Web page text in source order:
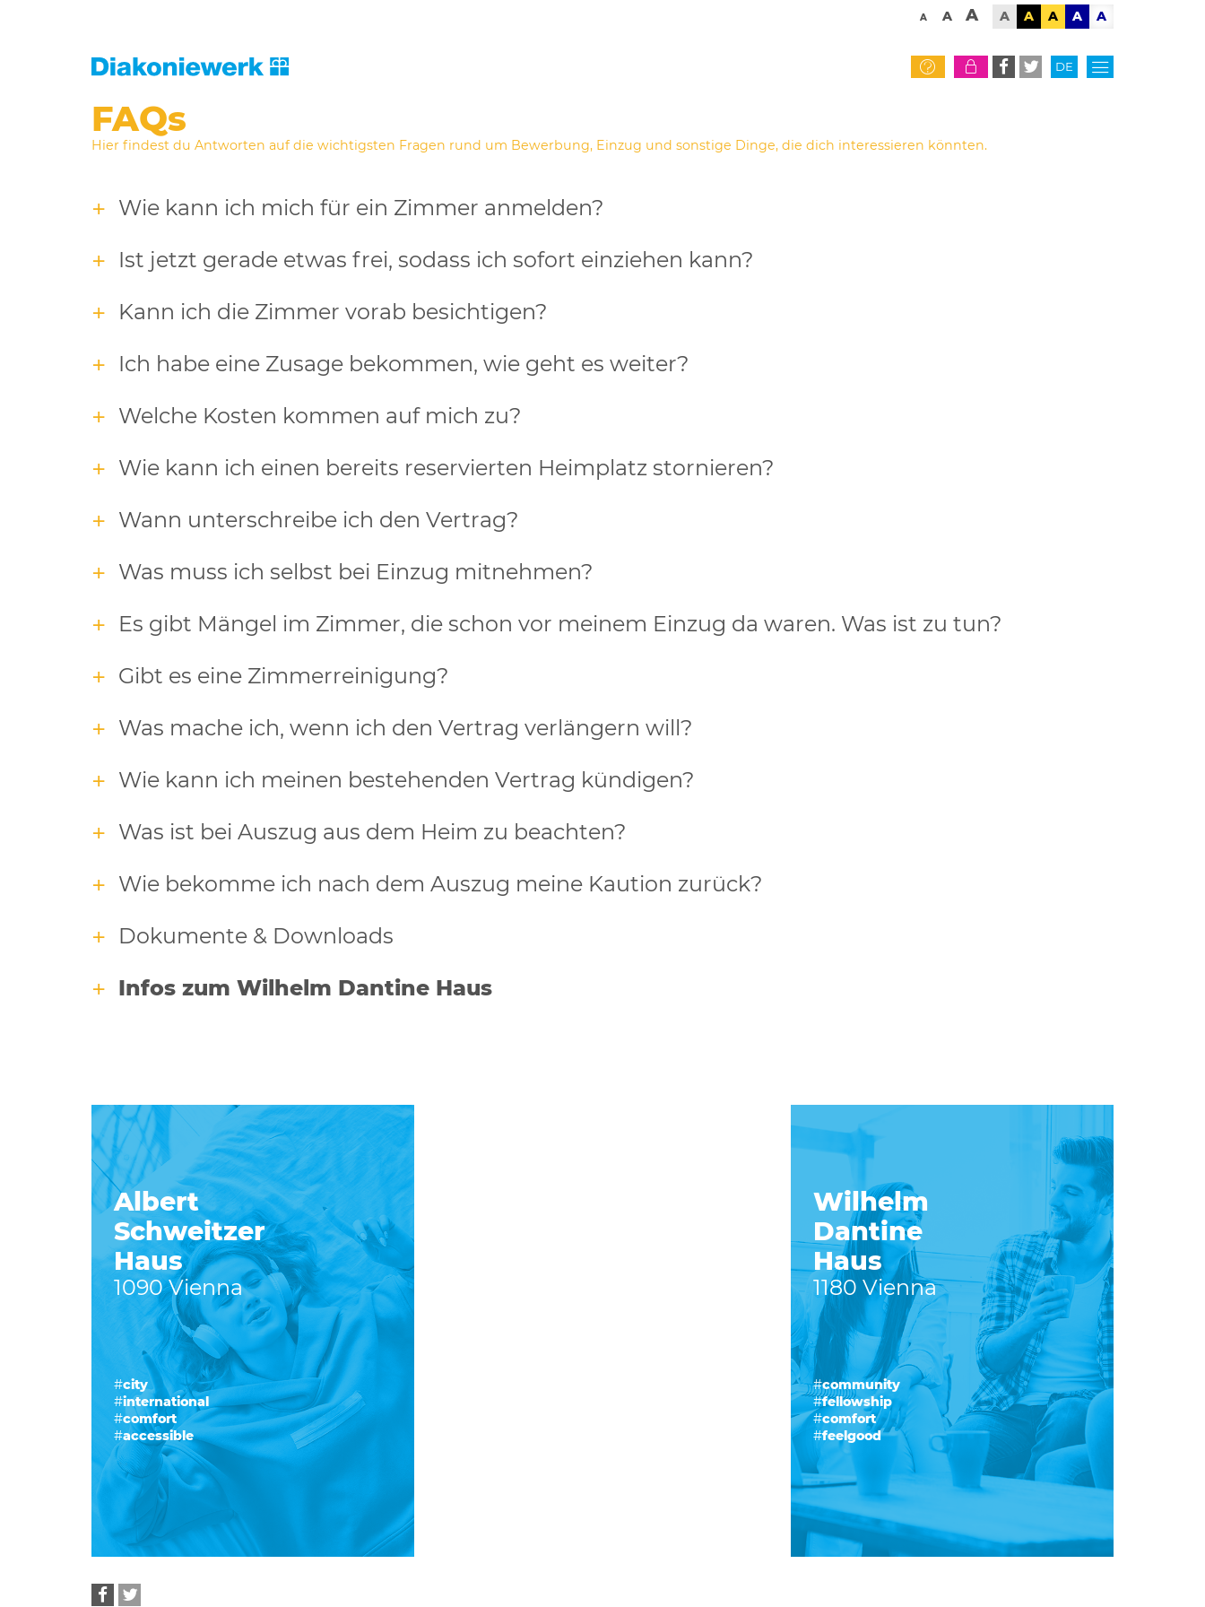
A A A A A A A A
DE
FAQs
Hier findest du Antworten auf die wichtigsten Fragen rund um Bewerbung, Einzug und sonstige Dinge, die dich interessieren könnten.
Wie kann ich mich für ein Zimmer anmelden?
Ist jetzt gerade etwas frei, sodass ich sofort einziehen kann?
Kann ich die Zimmer vorab besichtigen?
Ich habe eine Zusage bekommen, wie geht es weiter?
Welche Kosten kommen auf mich zu?
Wie kann ich einen bereits reservierten Heimplatz stornieren?
Wann unterschreibe ich den Vertrag?
Was muss ich selbst bei Einzug mitnehmen?
Es gibt Mängel im Zimmer, die schon vor meinem Einzug da waren. Was ist zu tun?
Gibt es eine Zimmerreinigung?
Was mache ich, wenn ich den Vertrag verlängern will?
Wie kann ich meinen bestehenden Vertrag kündigen?
Was ist bei Auszug aus dem Heim zu beachten?
Wie bekomme ich nach dem Auszug meine Kaution zurück?
Dokumente & Downloads
Infos zum Wilhelm Dantine Haus
Albert
Schweitzer
Haus
1090 Vienna
#city
#international
#comfort
#accessible
Wilhelm
Dantine
Haus
1180 Vienna
#community
#fellowship
#comfort
#feelgood